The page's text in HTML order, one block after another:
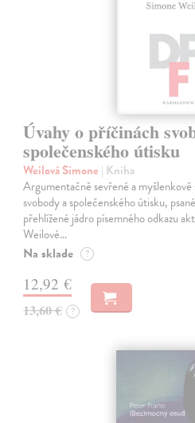
Úvahy o příčinách
společenského útisku
Weilová Simone | Kniha
Argumentačně sevřené a
svobody a společenského útisku,
přehlížené jádro písemného odkazu
Weilové…
Na sklade ?
12,92 €
13,60 € ?